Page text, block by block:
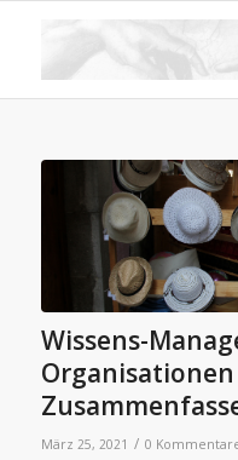
Wissens-
Organisationen
März 25, 2021 / 0